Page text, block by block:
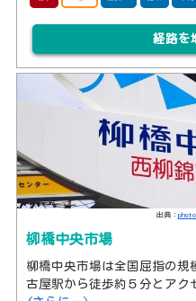
経路を
出典：
柳橋中央市場
柳橋中央市場は全国屈指の規
古屋駅から徒歩約５分とアク